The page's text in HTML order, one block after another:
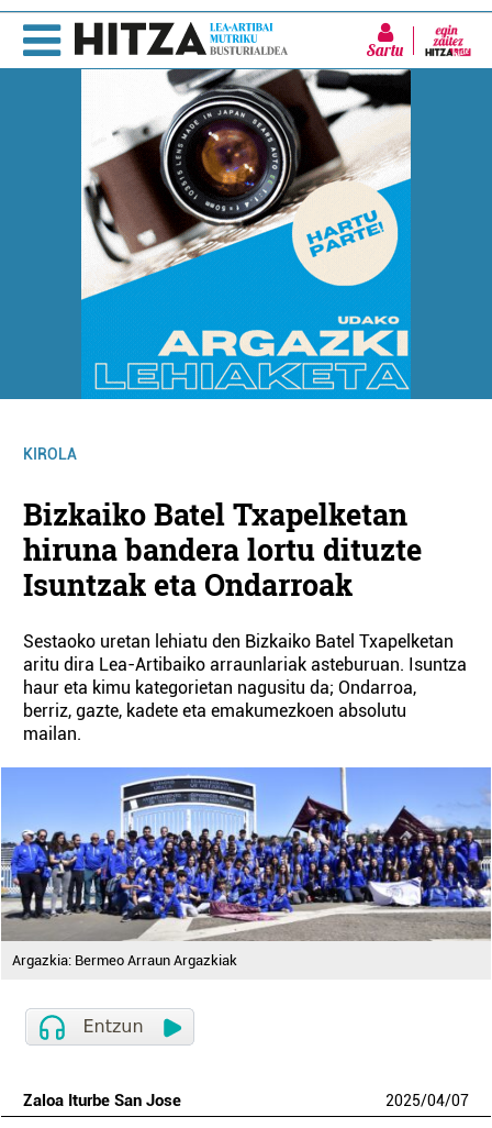
Sartu
KIROLA
Bizkaiko Batel Txapelketan
hiruna bandera lortu dituzte
Isuntzak eta Ondarroak
Sestaoko uretan lehiatu den Bizkaiko Batel Txapelketan
aritu dira Lea-Artibaiko arraunlariak asteburuan. Isuntza
haur eta kimu kategorietan nagusitu da; Ondarroa,
berriz, gazte, kadete eta emakumezkoen absolutu
mailan.
Argazkia: Bermeo Arraun Argazkiak
Zaloa Iturbe San Jose 2025/04/07